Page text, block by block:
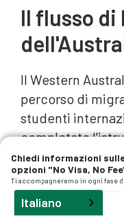
Il flusso
Il Western
percorso di
studenti
completato
professionale
è necessario
anni accademici
Chiedi informazioni
opzioni "No Visa, No
Ti accompagneremo in ogni fase
Italiano